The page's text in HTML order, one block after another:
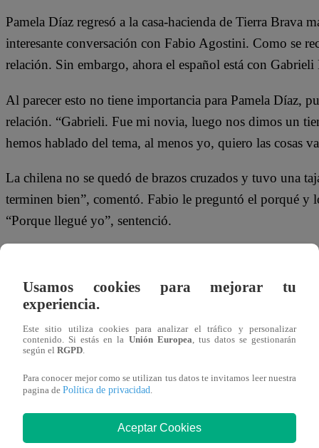
Pamela Díaz regresó a la casa-hacienda de Tierra Brava
interesante conversación con Fabio Agostini. Como se
relación. Sin embargo, ahora el español está con
Al parecer esto no tiene importancia para Pamela Díaz,
relación. “Gabrieli. Fue mi novia, luego nos dimos un
hemos hablado del tema, al menos yo, quiero las cosas
La chilena no se quedó de brazos cruzados y tuvo una
terminen bien”, comentó. Fabio le preguntó el porqué y
“Porque llegué yo”, sentenció.
entre algunos de los participantes.
Mira el momento que se vivió en “Tierra Brava”
Usamos cookies para mejorar tu
experiencia.
Este sitio utiliza cookies para analizar el tráfico y personalizar
contenido. Si estás en la Unión Europea, tus datos se gestionarán
según el RGPD.
Para conocer mejor como se utilizan tus datos te invitamos leer nuestra
pagina de Política de privacidad.
Aceptar Cookies